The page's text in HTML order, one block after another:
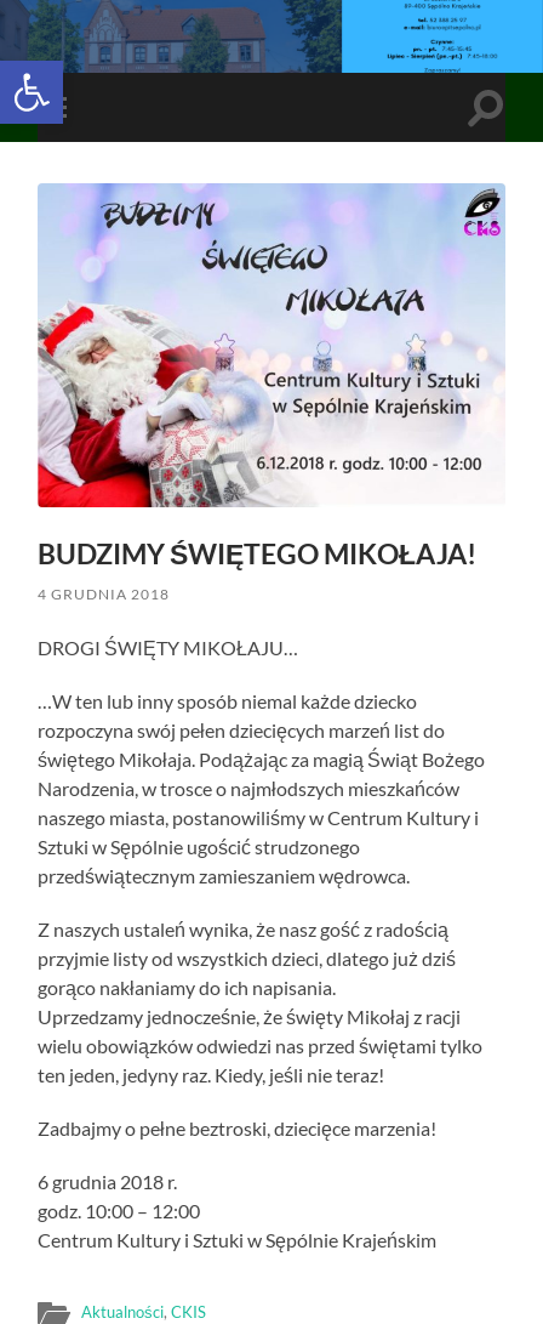
Open toolbar
Toggle
mobile
Toggle
BUDZIMY ŚWIĘTEGO MIKOŁAJA!
4 GRUDNIA 2018
DROGI ŚWIĘTY MIKOŁAJU…
…W ten lub inny sposób niemal każde dziecko
rozpoczyna swój pełen dziecięcych marzeń list do
świętego Mikołaja. Podążając za magią Świąt Bożego
Narodzenia, w trosce o najmłodszych mieszkańców
naszego miasta, postanowiliśmy w Centrum Kultury i
Sztuki w Sępólnie ugościć strudzonego
przedświątecznym zamieszaniem wędrowca.
Z naszych ustaleń wynika, że nasz gość z radością
przyjmie listy od wszystkich dzieci, dlatego już dziś
gorąco nakłaniamy do ich napisania.
Uprzedzamy jednocześnie, że święty Mikołaj z racji
wielu obowiązków odwiedzi nas przed świętami tylko
ten jeden, jedyny raz. Kiedy, jeśli nie teraz!
Zadbajmy o pełne beztroski, dziecięce marzenia!
6 grudnia 2018 r.
godz. 10:00 – 12:00
Centrum Kultury i Sztuki w Sępólnie Krajeńskim
Aktualności,CKIS